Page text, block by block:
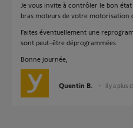
Je vous invite à contrôler le bon
bras moteurs de votre motorisation
Faites éventuellement une
sont peut-être déprogrammées.
Bonne journée,
Quentin B. il y a plus